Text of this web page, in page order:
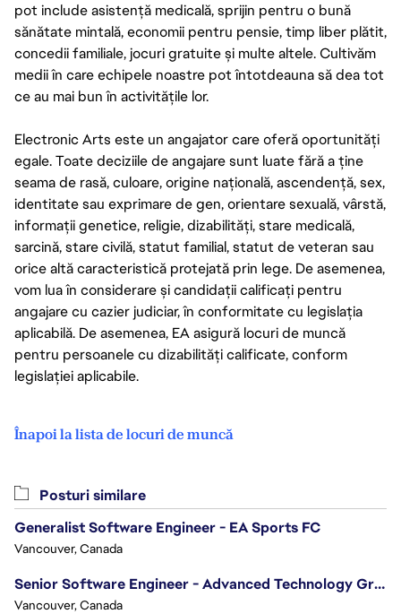
pot include asistență medicală, sprijin pentru o bună
sănătate mintală, economii pentru pensie, timp liber plătit,
concedii familiale, jocuri gratuite și multe altele. Cultivăm
medii în care echipele noastre pot întotdeauna să dea tot
ce au mai bun în activitățile lor.
Electronic Arts este un angajator care oferă oportunități
egale. Toate deciziile de angajare sunt luate fără a ține
seama de rasă, culoare, origine națională, ascendență, sex,
identitate sau exprimare de gen, orientare sexuală, vârstă,
informații genetice, religie, dizabilități, stare medicală,
sarcină, stare civilă, statut familial, statut de veteran sau
orice altă caracteristică protejată prin lege. De asemenea,
vom lua în considerare și candidații calificați pentru
angajare cu cazier judiciar, în conformitate cu legislația
aplicabilă. De asemenea, EA asigură locuri de muncă
pentru persoanele cu dizabilități calificate, conform
legislației aplicabile.
Înapoi la lista de locuri de muncă
Posturi similare
Generalist Software Engineer - EA Sports FC
Vancouver, Canada
Senior Software Engineer - Advanced Technology Group
Vancouver, Canada